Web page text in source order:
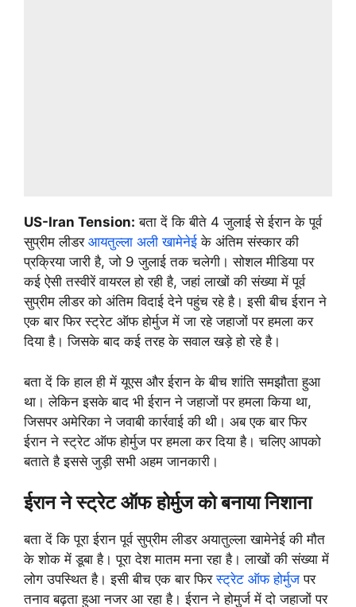
US-Iran Tension: बता दें कि बीते 4 जुलाई से ईरान के पूर्व
सुप्रीम लीडर आयतुल्ला अली खामेनेई के अंतिम संस्कार की
प्रक्रिया जारी है, जो 9 जुलाई तक चलेगी। सोशल मीडिया पर
कई ऐसी तस्वीरें वायरल हो रही है, जहां लाखों की संख्या में पूर्व
सुप्रीम लीडर को अंतिम विदाई देने पहुंच रहे है। इसी बीच ईरान ने
एक बार फिर स्ट्रेट ऑफ होर्मुज में जा रहे जहाजों पर हमला कर
दिया है। जिसके बाद कई तरह के सवाल खड़े हो रहे है।
बता दें कि हाल ही में यूएस और ईरान के बीच शांति समझौता हुआ
था। लेकिन इसके बाद भी ईरान ने जहाजों पर हमला किया था,
जिसपर अमेरिका ने जवाबी कार्रवाई की थी। अब एक बार फिर
ईरान ने स्ट्रेट ऑफ होर्मुज पर हमला कर दिया है। चलिए आपको
बताते है इससे जुड़ी सभी अहम जानकारी।
ईरान ने स्ट्रेट ऑफ होर्मुज को बनाया निशाना
बता दें कि पूरा ईरान पूर्व सुप्रीम लीडर अयातुल्ला खामेनेई की मौत
के शोक में डूबा है। पूरा देश मातम मना रहा है। लाखों की संख्या में
लोग उपस्थित है। इसी बीच एक बार फिरस्ट्रेट ऑफ होर्मुजपर
तनाव बढ़ता हुआ नजर आ रहा है। ईरान ने होमुर्ज में दो जहाजों पर